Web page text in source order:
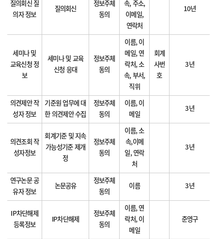
질의회신 질
의자 정보
질의회신
정보주체
동의
속, 주소,
이메일,
연락처
10년
세미나 및
교육신청 정
보
세미나 및 교육
신청 응대
정보주체
동의
이름, 이
메일, 연
락처, 소
속, 부서,
직위
회계
사번
호
3년
의견제안 작
성자 정보
기준원 업무에 대
한 의견제안 수집
정보주체
동의
이름, 이
메일
3년
의견조회 작
성자정보
회계기준 및 지속
가능성기준 제개
정
정보주체
동의
이름, 소
속,이메
일, 연락
처
3년
연구논문 공
유자 정보
논문공유
정보주체
동의
이름 3년
IP차단해제
등록정보
IP차단해제
정보주체
동의
이름, 연
락처, 이
메일
준영구